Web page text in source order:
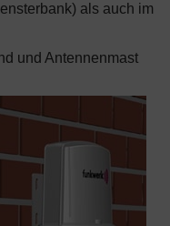
als auch im
und Antennenmast